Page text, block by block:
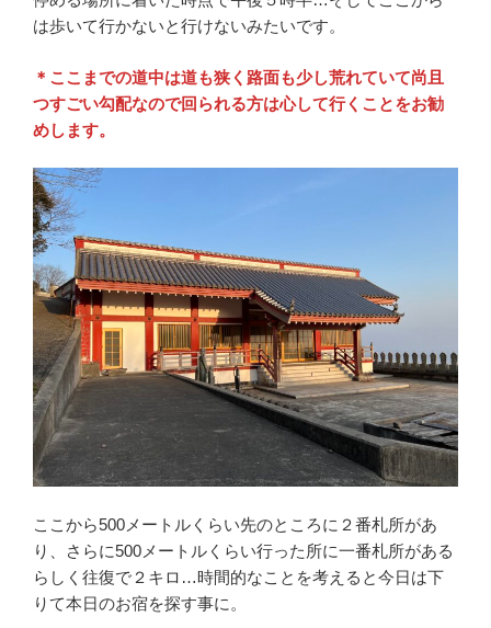
は歩いて行かないと行けないみたいです。
＊ここまでの道中は道も狭く路面も少し荒れていて尚且
つすごい勾配なので回られる方は心して行くことをお勧
めします。
ここから500メートルくらい先のところに２番札所があ
り、さらに500メートルくらい行った所に一番札所がある
らしく往復で２キロ…時間的なことを考えると今日は下
りて本日のお宿を探す事に。